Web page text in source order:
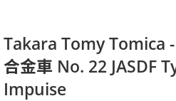
Takara Tomy Tomica
合金車 No. 22 JASDF
Impuise